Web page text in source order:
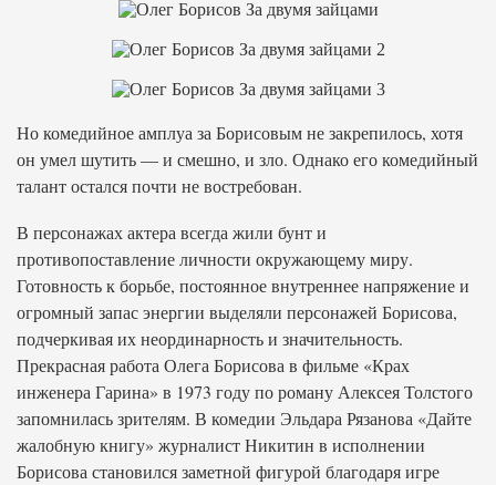
Но комедийное амплуа за Борисовым не закрепилось, хотя
он умел шутить — и смешно, и зло. Однако его комедийный
талант остался почти не востребован.
В персонажах актера всегда жили бунт и
противопоставление личности окружающему миру.
Готовность к борьбе, постоянное внутреннее напряжение и
огромный запас энергии выделяли персонажей Борисова,
подчеркивая их неординарность и значительность.
Прекрасная работа Олега Борисова в фильме «Крах
инженера Гарина» в 1973 году по роману Алексея Толстого
запомнилась зрителям. В комедии Эльдара Рязанова «Дайте
жалобную книгу» журналист Никитин в исполнении
Борисова становился заметной фигурой благодаря игре